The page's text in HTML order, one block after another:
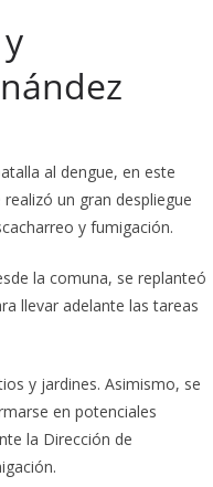
al dengue, en este
un gran despliegue
y fumigación.
la comuna, se replanteó
llevar adelante las tareas
y jardines. Asimismo, se
en potenciales
la Dirección de